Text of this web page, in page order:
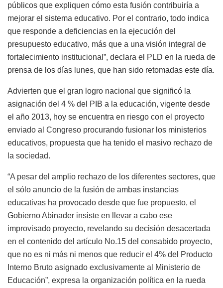
públicos que expliquen cómo esta fusión contribuiría a
mejorar el sistema educativo. Por el contrario, todo indica
que responde a deficiencias en la ejecución del
presupuesto educativo, más que a una visión integral de
fortalecimiento institucional”, declara el PLD en la rueda de
prensa de los días lunes, que han sido retomadas este día.
Advierten que el gran logro nacional que significó la
asignación del 4 % del PIB a la educación, vigente desde
el año 2013, hoy se encuentra en riesgo con el proyecto
enviado al Congreso procurando fusionar los ministerios
educativos, propuesta que ha tenido el masivo rechazo de
la sociedad.
“A pesar del amplio rechazo de los diferentes sectores, que
el sólo anuncio de la fusión de ambas instancias
educativas ha provocado desde que fue propuesto, el
Gobierno Abinader insiste en llevar a cabo ese
improvisado proyecto, revelando su decisión desacertada
en el contenido del artículo No.15 del consabido proyecto,
que no es ni más ni menos que reducir el 4% del Producto
Interno Bruto asignado exclusivamente al Ministerio de
Educación”, expresa la organización política en la rueda